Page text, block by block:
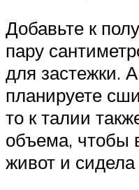
Добавьте к
пару
для застежки.
планируете
то к талии
объема, чтобы
живот и